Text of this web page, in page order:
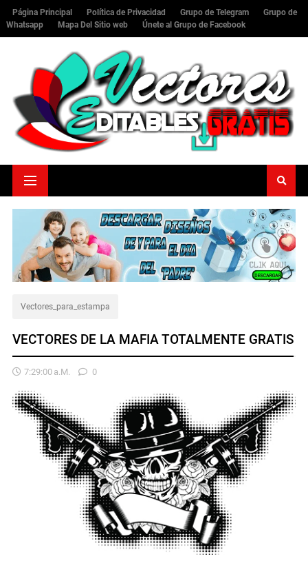
Página Principal Política de Privacidad Grupo de Telegram
Grupo de
Whatsapp
Mapa Del Sitio web Únete al Grupo de Facebook
Vectores_para_estampa
VECTORES DE LA MAFIA TOTALMENTE GRATIS
7:29:00 A.m. 0